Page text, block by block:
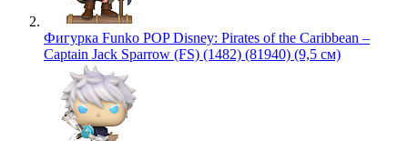
Фигурка Funko POP Disney: Pirates of the Caribbean –
Captain Jack Sparrow (FS) (1482) (81940) (9,5 см)